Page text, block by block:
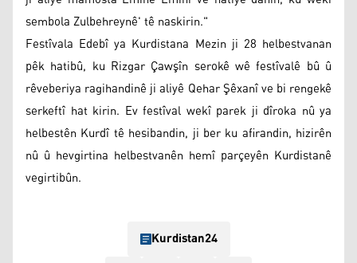
sembola Zulbehreynê' tê naskirin."
Festîvala Edebî ya Kurdistana Mezin ji 28 helbestvanan
pêk hatibû, ku Rizgar Çawşîn serokê wê festîvalê bû û
rêveberiya ragihandinê ji aliyê Qehar Şêxanî ve bi rengekê
serkeftî hat kirin. Ev festîval wekî parek ji dîroka nû ya
helbestên Kurdî tê hesibandin, ji ber ku afirandin, hizirên
nû û hevgirtina helbestvanên hemî parçeyên Kurdistanê
vegirtibûn.
Kurdistan24